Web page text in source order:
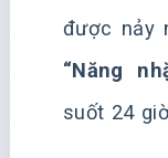
được nảy
“Năng
suốt 24